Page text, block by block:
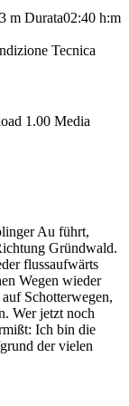
m Durata02:40 h:m
Tecnica
1.00 Media
Au führt,
Gründwald.
flussaufwärts
Wegen wieder
Schotterwegen,
Wer jetzt noch
Ich bin die
der vielen